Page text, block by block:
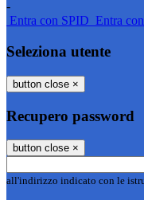
-
Entra con SPID Entra
Seleziona utente
button close ×
Recupero password
button close ×
all'indirizzo indicato con le